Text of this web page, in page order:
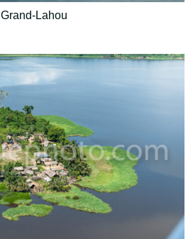
Grand-Lahou